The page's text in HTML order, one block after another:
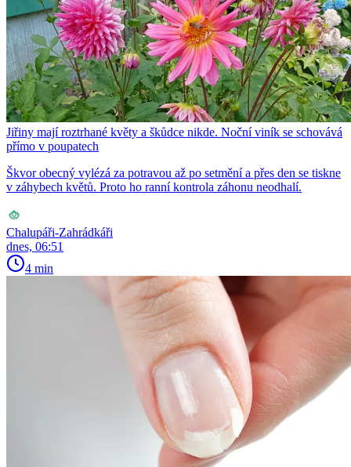
Jiřiny mají roztrhané květy a škůdce nikde. Noční viník se schovává
přímo v poupatech
Škvor obecný vylézá za potravou až po setmění a přes den se tiskne
v záhybech květů. Proto ho ranní kontrola záhonu neodhalí.
Chalupáři-Zahrádkáři
dnes, 06:51
4 min